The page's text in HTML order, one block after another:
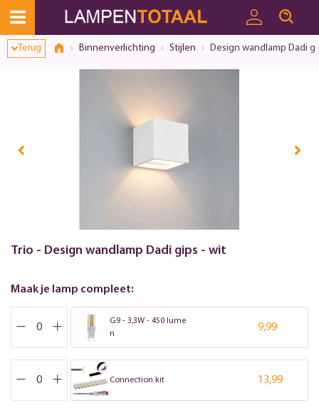
Terug Binnenverlichting Stijlen Design wandlamp Dadi
Trio - Design wandlamp Dadi gips - wit
Maak je lamp compleet:
G9 - 3,3W - 450 lume
n
9,99
Connection kit 13,99